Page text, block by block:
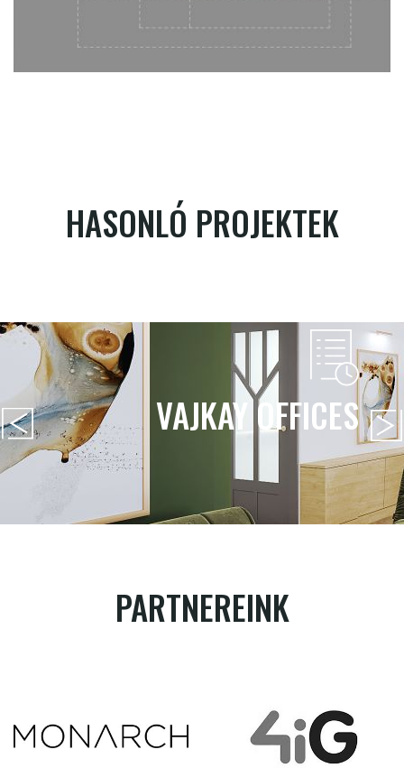
HASONLÓ PROJEKTEK
VAJKAY OFFICES
PARTNEREINK